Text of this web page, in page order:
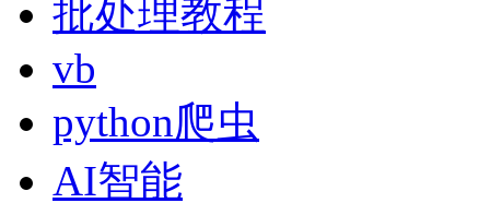
批处理教程
vb
python爬虫
AI智能